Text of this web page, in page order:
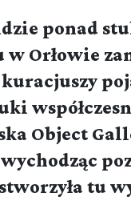
ponad
w Orłowie
Object
tu